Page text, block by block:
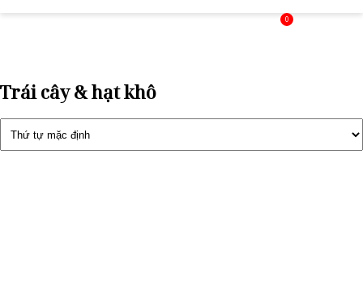
0
Trái cây & hạt khô